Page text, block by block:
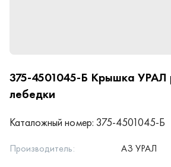
375-4501045-Б Крышка УРАЛ
лебедки
Каталожный номер: 375-4501045-Б
Производитель: АЗ УРАЛ